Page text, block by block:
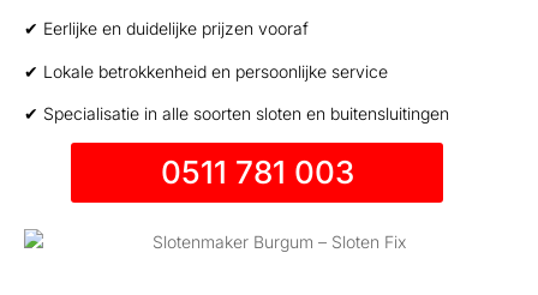
✔ Eerlijke en duidelijke prijzen vooraf
✔ Lokale betrokkenheid en persoonlijke service
✔ Specialisatie in alle soorten sloten en buitensluitingen
0511 781 003